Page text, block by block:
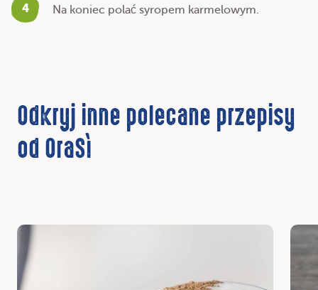
4 Na koniec polać syropem karmelowym.
Odkryj inne polecane przepisy
od OraSì
Odkryj